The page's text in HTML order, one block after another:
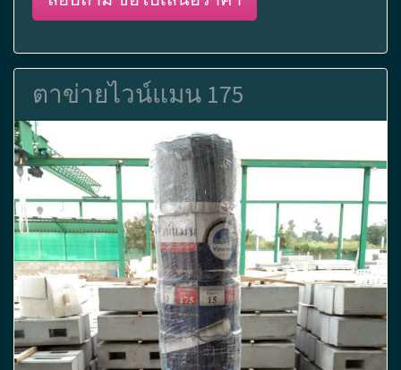
ตาข่ายไวน์แมน 175